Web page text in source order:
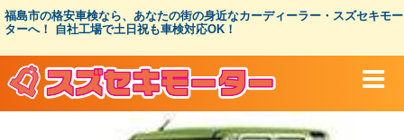
コ
ン
ツ
福島市の格安車検なら、あなたの街の身近なカーディーラー・スズセキモー
ターへ！ 自社工場で土日祝も車検対応OK！